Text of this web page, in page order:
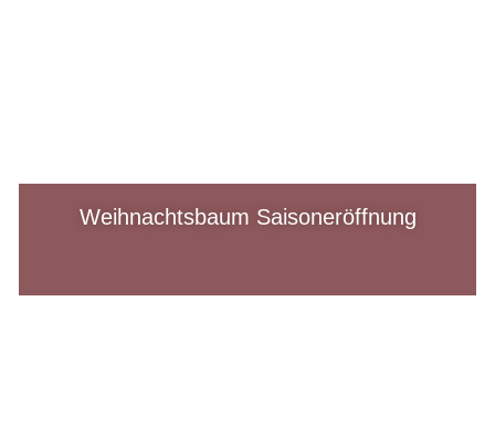
Weihnachtsbaum Saisoneröffnung